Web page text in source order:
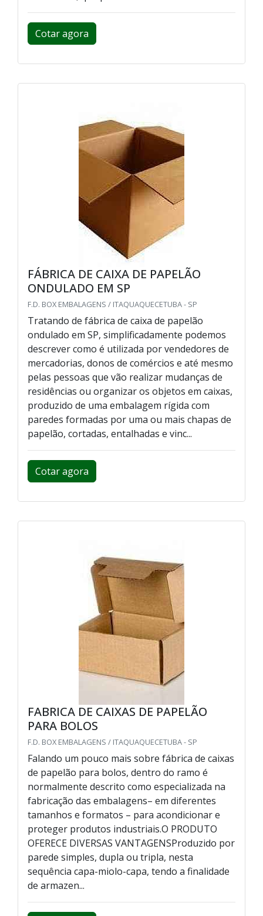
Cotar agora
FÁBRICA DE CAIXA DE PAPELÃO
ONDULADO EM SP
F.D. BOX EMBALAGENS / ITAQUAQUECETUBA - SP
Tratando de fábrica de caixa de papelão
ondulado em SP, simplificadamente podemos
descrever como é utilizada por vendedores de
mercadorias, donos de comércios e até mesmo
pelas pessoas que vão realizar mudanças de
residências ou organizar os objetos em caixas,
produzido de uma embalagem rígida com
paredes formadas por uma ou mais chapas de
papelão, cortadas, entalhadas e vinc...
Cotar agora
FABRICA DE CAIXAS DE PAPELÃO
PARA BOLOS
F.D. BOX EMBALAGENS / ITAQUAQUECETUBA - SP
Falando um pouco mais sobre fábrica de caixas
de papelão para bolos, dentro do ramo é
normalmente descrito como especializada na
fabricação das embalagens– em diferentes
tamanhos e formatos – para acondicionar e
proteger produtos industriais.O PRODUTO
OFERECE DIVERSAS VANTAGENSProduzido por
parede simples, dupla ou tripla, nesta
sequência capa-miolo-capa, tendo a finalidade
de armazen...